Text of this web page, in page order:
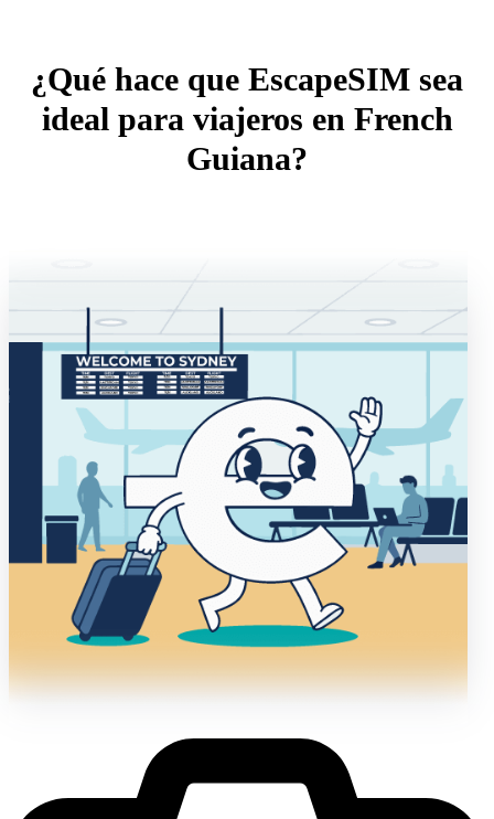
¿Qué hace que EscapeSIM sea
ideal para viajeros en French
Guiana?